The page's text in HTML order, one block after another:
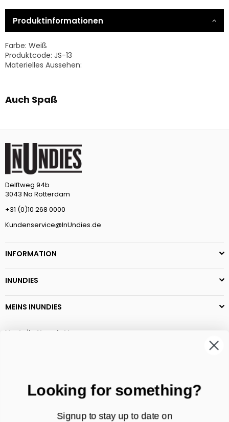
Produktinformationen
Farbe: Weiß
Produktcode: JS-13
Materielles Aussehen:
Auch Spaß
Delftweg 94b
3043 Na Rotterdam
+31 (0)10 268 0000
Kundenservice@InUndies.de
INFORMATION
INUNDIES
MEINS INUNDIES
Vorteile Newsletter
Folgen Sie den aktuellen Trends
Looking for something?
Signup to stay up to date on